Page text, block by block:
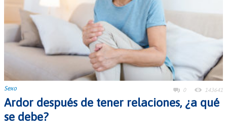
Sexo 0 143641
Ardor después de tener relaciones, ¿a qué
se debe?